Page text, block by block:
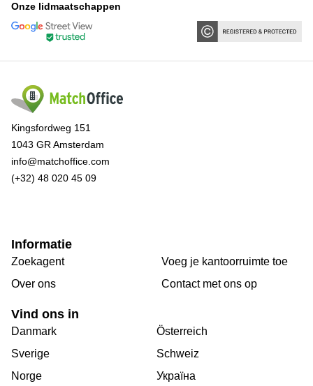
Onze lidmaatschappen
Kingsfordweg 151
1043 GR Amsterdam
info@matchoffice.com
(+32) 48 020 45 09
Informatie
Zoekagent
Over ons
Voeg je kantoorruimte toe
Сontact met ons op
Vind ons in
Danmark
Sverige
Norge
Österreich
Schweiz
Україна